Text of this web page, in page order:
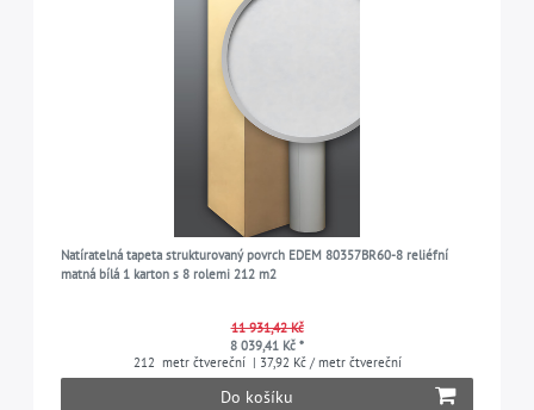
Natíratelná tapeta strukturovaný povrch EDEM 80357BR60-8 reliéfní
matná bílá 1 karton s 8 rolemi 212 m2
11 931,42 Kč
8 039,41 Kč *
212 metr čtvereční | 37,92 Kč / metr čtvereční
Do košíku